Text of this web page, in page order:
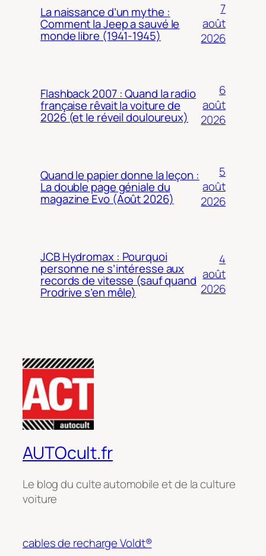
La naissance d’un mythe :
Comment la Jeep a sauvé le
monde libre (1941-1945)
7
août
2026
Flashback 2007 : Quand la radio
française rêvait la voiture de
2026 (et le réveil douloureux)
6
août
2026
Quand le papier donne la leçon :
La double page géniale du
magazine Evo (Août 2026)
5
août
2026
JCB Hydromax : Pourquoi
personne ne s’intéresse aux
records de vitesse (sauf quand
Prodrive s’en mêle)
4
août
2026
AUTOcult.fr
Le blog du culte automobile et de la culture
voiture
cables de recharge Voldt®